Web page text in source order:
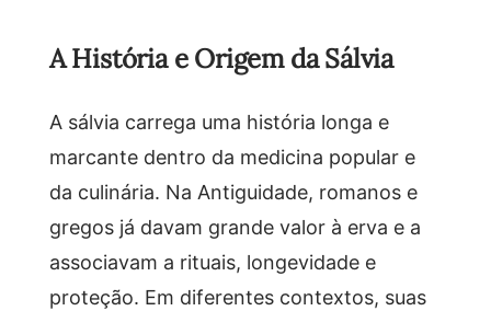
A História e Origem da Sálvia
A sálvia carrega uma história longa e
marcante dentro da medicina popular e
da culinária. Na Antiguidade, romanos e
gregos já davam grande valor à erva e a
associavam a rituais, longevidade e
proteção. Em diferentes contextos, suas